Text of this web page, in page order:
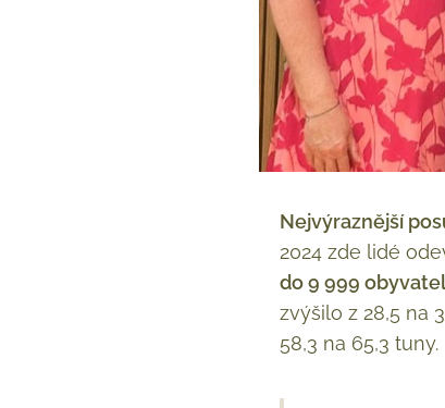
Nejvýraznější
2024 zde lidé
do 9 999
zvýšilo z 28,5 na
58,3 na 65,3 tuny.